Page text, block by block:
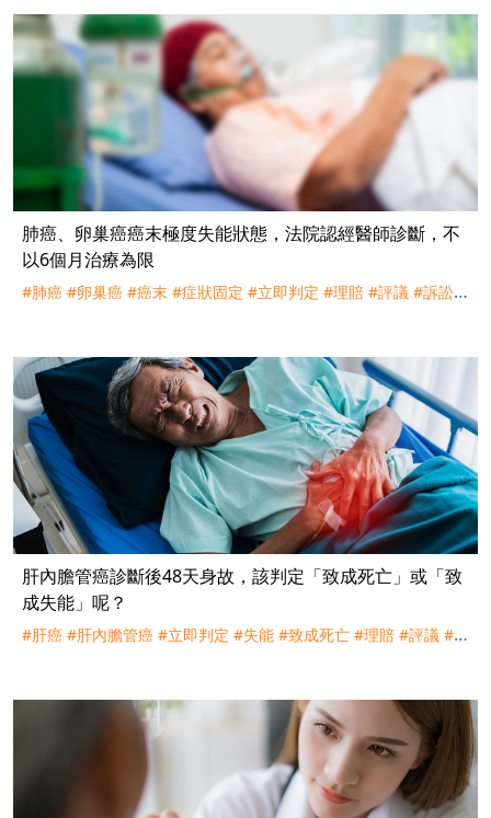
肺癌、卵巢癌癌末極度失能狀態，法院認經醫師診斷，不
以6個月治療為限
#肺癌 #卵巢癌 #癌末 #症狀固定 #立即判定 #理賠 #評議 #訴訟#
肝內膽管癌診斷後48天身故，該判定「致成死亡」或「致
成失能」呢？
#肝癌 #肝內膽管癌 #立即判定 #失能 #致成死亡 #理賠 #評議 #訴